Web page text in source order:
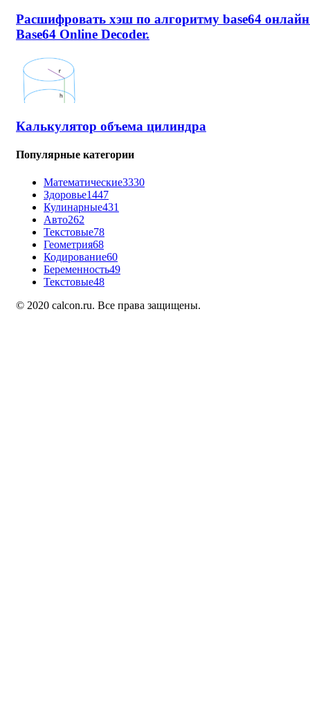
Расшифровать хэш по алгоритму base64
Base64 Online Decoder.
Калькулятор объема цилиндра
Популярные категории
Математические3330
Здоровье1447
Кулинарные431
Авто262
Текстовые78
Геометрия68
Кодирование60
Беременность49
Текстовые48
© 2020 calcon.ru. Все права защищены.